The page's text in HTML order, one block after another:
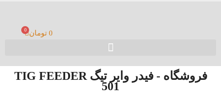
0 تومان 0
فروشگاه - فیدر وایر تیگ TIG FEEDER
501